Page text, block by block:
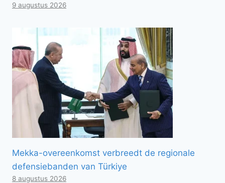
9 augustus 2026
Mekka-overeenkomst verbreedt de regionale
defensiebanden van Türkiye
8 augustus 2026